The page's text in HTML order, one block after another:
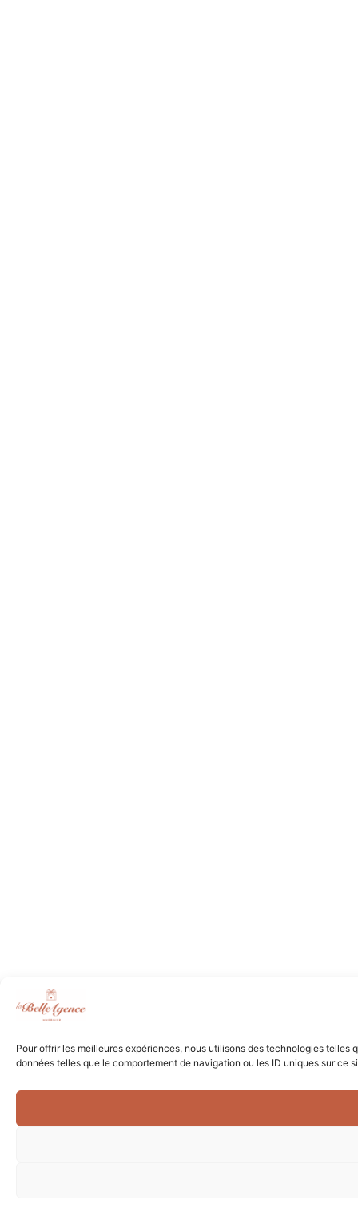
Pour offrir les meilleures expériences, nous utilisons des technologies
données telles que le comportement de navigation ou les ID uniques sur